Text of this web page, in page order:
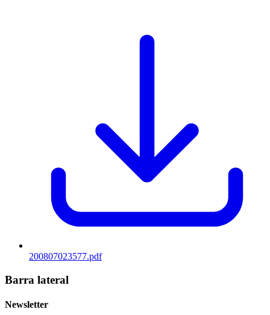
200807023577.pdf
Barra lateral
Newsletter